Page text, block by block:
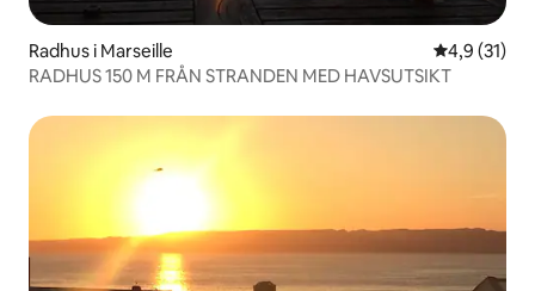
Radhus i Marseille 4,9 av 5 i
4,9 (31)
RADHUS 150 M FRÅN STRANDEN MED HAVSUTSIKT